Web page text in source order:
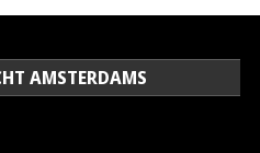
AMSTERDAMS